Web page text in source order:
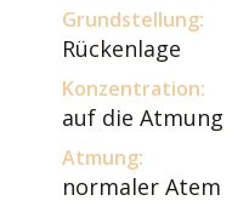
Grundstellung:
Rückenlage
Konzentration:
auf die Atmung
Atmung:
normaler Atem